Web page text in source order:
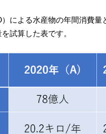
による水産物の年間消費量
試算した表です。